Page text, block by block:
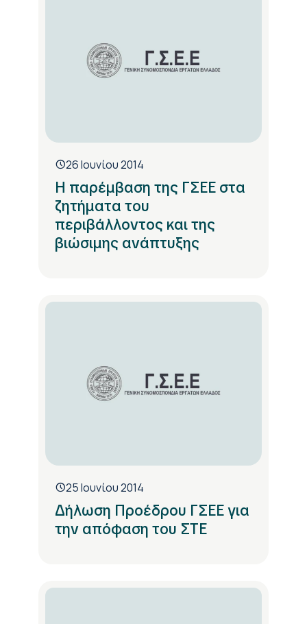
26 Ιουνίου 2014
Η παρέμβαση της ΓΣΕΕ στα
ζητήματα του
περιβάλλοντος και της
βιώσιμης ανάπτυξης
25 Ιουνίου 2014
Δήλωση Προέδρου ΓΣΕΕ για
την απόφαση του ΣΤΕ